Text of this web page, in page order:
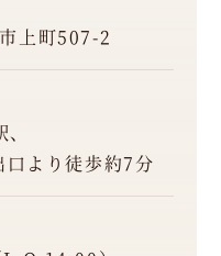
上町507-2
より徒歩約7分